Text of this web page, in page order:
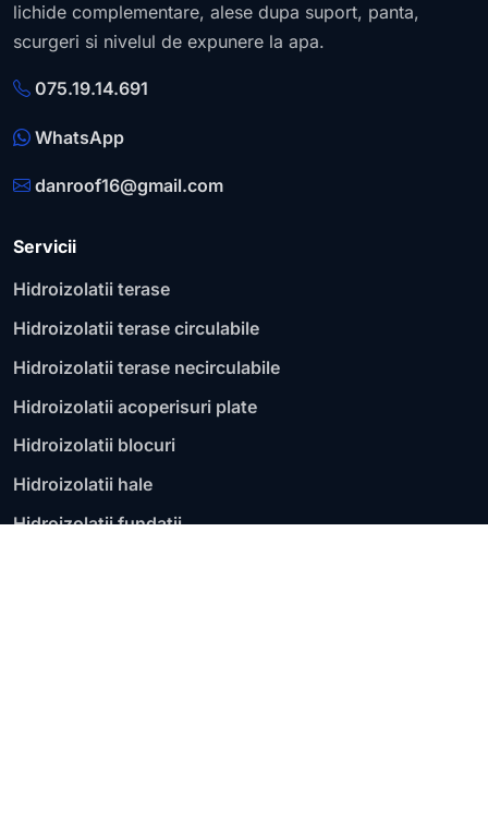
lichide complementare, alese dupa suport, panta,
scurgeri si nivelul de expunere la apa.
075.19.14.691
WhatsApp
danroof16@gmail.com
Servicii
Hidroizolatii terase
Hidroizolatii terase circulabile
Hidroizolatii terase necirculabile
Hidroizolatii acoperisuri plate
Hidroizolatii blocuri
Hidroizolatii hale
Hidroizolatii fundatii